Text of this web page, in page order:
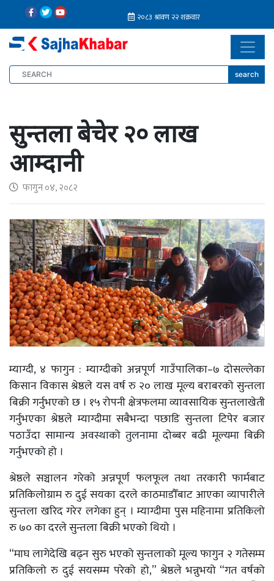
search
सुन्तला बेचेर २० लाख
आम्दानी
फागुन ०४, २०८२
म्याग्दी, ४ फागुन : म्याग्दीको अन्नपूर्ण गाउँपालिका–७ दोसल्लेका
किसान विकास श्रेष्ठले यस वर्ष रु २० लाख मूल्य बराबरको सुन्तला
बिक्री गर्नुभएको छ । १५ रोपनी क्षेत्रफलमा व्यावसायिक सुन्तलाखेती
गर्नुभएका श्रेष्ठले म्याग्दीमा सबैभन्दा पछाडि सुन्तला टिपेर बजार
पठाउँदा सामान्य अवस्थाको तुलनामा दोब्बर बढी मूल्यमा बिक्री
गर्नुभएको हो ।
श्रेष्ठले सञ्चालन गरेको अन्नपूर्ण फलफूल तथा तरकारी फार्मबाट
प्रतिकिलोग्राम रु दुई सयका दरले काठमाडौँबाट आएका व्यापारीले
सुन्तला खरिद गरेर लगेका हुन् । म्याग्दीमा पुस महिनामा प्रतिकिलो
रु ७० का दरले सुन्तला बिक्री भएको थियो ।
“माघ लागेदेखि बढ्न सुरु भएको सुन्तलाको मूल्य फागुन २ गतेसम्म
प्रतिकिलो रु दुई सयसम्म परेको हो,” श्रेष्ठले भन्नुभयो “गत वर्षको